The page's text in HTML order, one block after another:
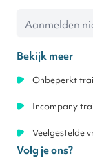
Bekijk meer
Onbeperkt
Incompany
Veelgestelde
Volg je ons?